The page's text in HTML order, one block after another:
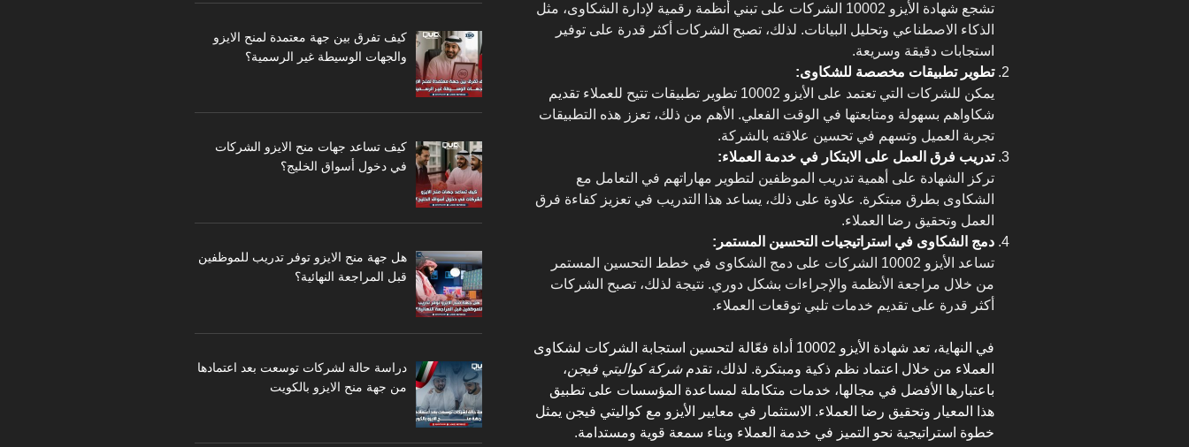
تشجع شهادة الأيزو 10002 الشركات على تبني أنظمة رقمية لإدارة الشكاوى، مثل
الذكاء الاصطناعي وتحليل البيانات. لذلك، تصبح الشركات أكثر قدرة على توفير
استجابات دقيقة وسريعة.
تطوير تطبيقات مخصصة للشكاوى:
يمكن للشركات التي تعتمد على الأيزو 10002 تطوير تطبيقات تتيح للعملاء تقديم
شكاواهم بسهولة ومتابعتها في الوقت الفعلي. الأهم من ذلك، تعزز هذه التطبيقات
تجربة العميل وتسهم في تحسين علاقته بالشركة.
تدريب فرق العمل على الابتكار في خدمة العملاء:
تركز الشهادة على أهمية تدريب الموظفين لتطوير مهاراتهم في التعامل مع
الشكاوى بطرق مبتكرة. علاوة على ذلك، يساعد هذا التدريب في تعزيز كفاءة فرق
العمل وتحقيق رضا العملاء.
دمج الشكاوى في استراتيجيات التحسين المستمر:
تساعد الأيزو 10002 الشركات على دمج الشكاوى في خطط التحسين المستمر
من خلال مراجعة الأنظمة والإجراءات بشكل دوري. نتيجة لذلك، تصبح الشركات
أكثر قدرة على تقديم خدمات تلبي توقعات العملاء.
في النهاية، تعد شهادة الأيزو 10002 أداة فعّالة لتحسين استجابة الشركات لشكاوى
العملاء من خلال اعتماد نظم ذكية ومبتكرة. لذلك، تقدمشركة كواليتي فيجن،
باعتبارها الأفضل في مجالها، خدمات متكاملة لمساعدة المؤسسات على تطبيق
هذا المعيار وتحقيق رضا العملاء. الاستثمار في معايير الأيزو مع كواليتي فيجن يمثل
خطوة استراتيجية نحو التميز في خدمة العملاء وبناء سمعة قوية ومستدامة.
كيف تفرق بين جهة معتمدة لمنح الايزو
والجهات الوسيطة غير الرسمية؟
كيف تساعد جهات منح الايزو الشركات
في دخول أسواق الخليج؟
هل جهة منح الايزو توفر تدريب للموظفين
قبل المراجعة النهائية؟
دراسة حالة لشركات توسعت بعد اعتمادها
من جهة منح الايزو بالكويت